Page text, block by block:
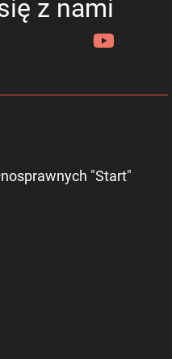
z nami
"Start"